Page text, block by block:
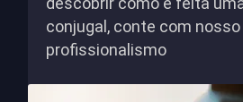
conjugal, conte com nosso
profissionalismo